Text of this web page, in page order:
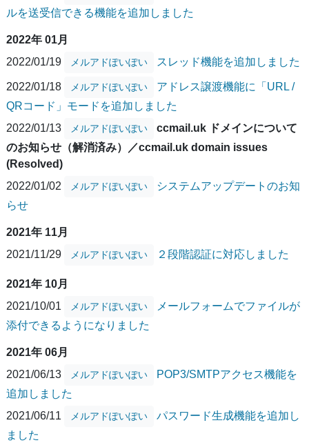
ルを送受信できる機能を追加しました
2022年 01月
2022/01/19
メルアドぽいぽい スレッド機能を追加しました
2022/01/18 メルアドぽいぽい
アドレス譲渡機能に「URL /
QRコード」モードを追加しました
2022/01/13
メルアドぽいぽい
ccmail.uk ドメインについて
のお知らせ（解消済み）／ccmail.uk domain issues
(Resolved)
2022/01/02
メルアドぽいぽい
システムアップデートのお知
らせ
2021年 11月
2021/11/29
メルアドぽいぽい ２段階認証に対応しました
2021年 10月
2021/10/01
メルアドぽいぽい
メールフォームでファイルが
添付できるようになりました
2021年 06月
2021/06/13
メルアドぽいぽい
POP3/SMTPアクセス機能を
追加しました
2021/06/11
メルアドぽいぽい
パスワード生成機能を追加し
ました